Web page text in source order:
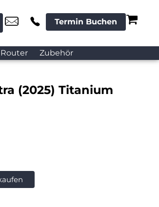
Termin Buchen
Zubehör
(2025) Titanium